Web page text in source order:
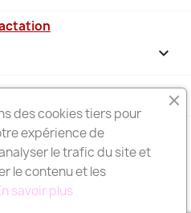

keyboard_arrow_down
- UN RÉSEAU DE
EN MARTINIQUE
des cookies tiers pour
expérience de
le trafic du site et
le contenu et les
savoir plus